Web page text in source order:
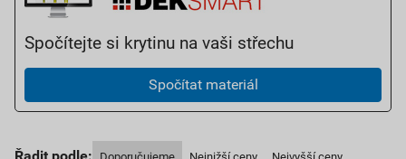
Spočítejte si krytinu na vaši střechu
Spočítat materiál